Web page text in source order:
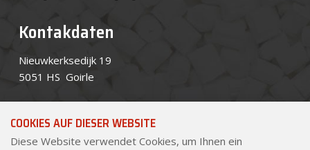
Kontakdaten
Nieuwkerksedijk 19
5051 HS Goirle
Tel.+49 7551 3090 0(Vertretung)
Tel. +31 (0)13 534 8434
COOKIES AUF DIESER WEBSITE
Diese Website verwendet Cookies, um Ihnen ein